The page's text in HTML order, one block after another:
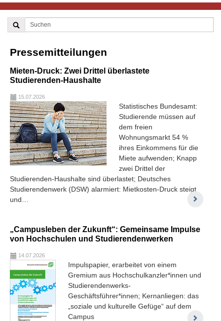
Pressemitteilungen
Mieten-Druck: Zwei Drittel überlastete
Studierenden-Haushalte
15.07.2026
Statistisches Bundesamt:
Studierende müssen auf
dem freien
Wohnungsmarkt 54 %
ihres Einkommens für die
Miete aufwenden; Knapp
zwei Drittel der
Studierenden-Haushalte sind überlastet; Deutsches
Studierendenwerk (DSW) alarmiert: Mietkosten-Druck steigt
und…
„Campusleben der Zukunft“: Gemeinsame Impulse
von Hochschulen und Studierendenwerken
14.07.2026
Impulspapier, erarbeitet von einem
Gremium aus Hochschulkanzler*innen und
Studierendenwerks-
Geschäftsführer*innen; Kernanliegen: das
„soziale und kulturelle Gefüge“ auf dem
Campus